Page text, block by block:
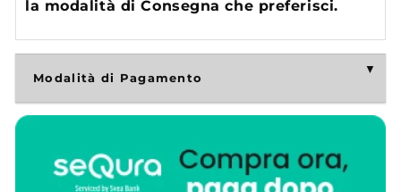
la modalità di Consegna che preferisci.
Modalità di Pagamento